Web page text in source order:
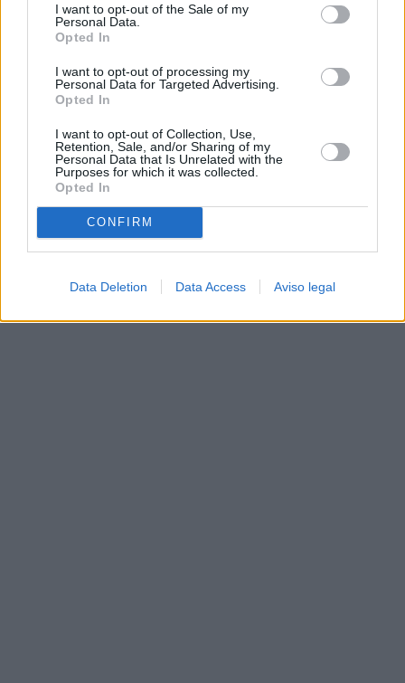
cualquier momento entrando de nuevo en este sitio web o
visitando nuestra política de privacidad.
I want to opt-out of the Sale of my
Personal Data.
Opted In
I want to opt-out of processing my
Personal Data for Targeted Advertising.
Opted In
I want to opt-out of Collection, Use,
Retention, Sale, and/or Sharing of my
Personal Data that Is Unrelated with the
Purposes for which it was collected.
Opted In
CONFIRM
Data Deletion Data Access Aviso legal